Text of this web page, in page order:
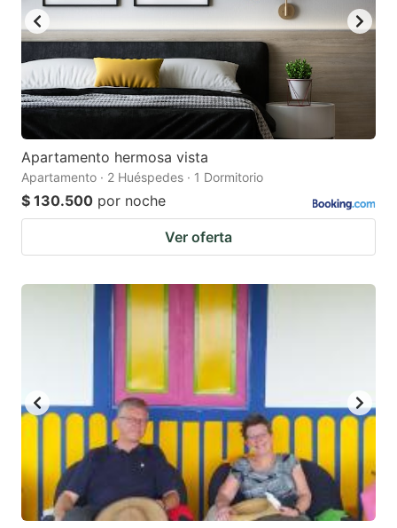
Apartamento hermosa vista
Apartamento · 2 Huéspedes · 1 Dormitorio
$ 130.500 por noche
Ver oferta